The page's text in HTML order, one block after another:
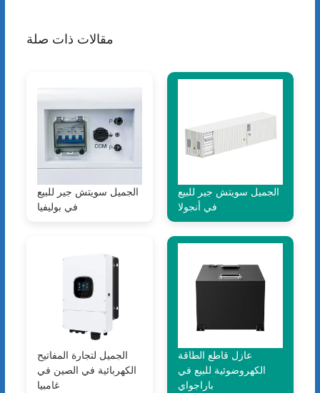
مقالات ذات صلة
الجميل سويتش جير للبيع
في بوليفيا
الجميل سويتش جير للبيع
في أنجولا
الجميل لتجارة المفاتيح
الكهربائية في الصين في
غامبيا
عازل قاطع الطاقة
الكهروضوئية للبيع في
باراجواي